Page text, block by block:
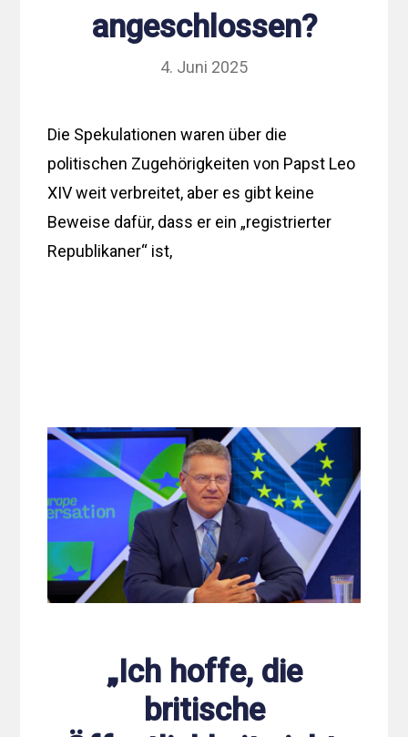
angeschlossen?
4. Juni 2025
Die Spekulationen waren über die
politischen Zugehörigkeiten von Papst Leo
XIV weit verbreitet, aber es gibt keine
Beweise dafür, dass er ein „registrierter
Republikaner“ ist,
„Ich hoffe, die
britische